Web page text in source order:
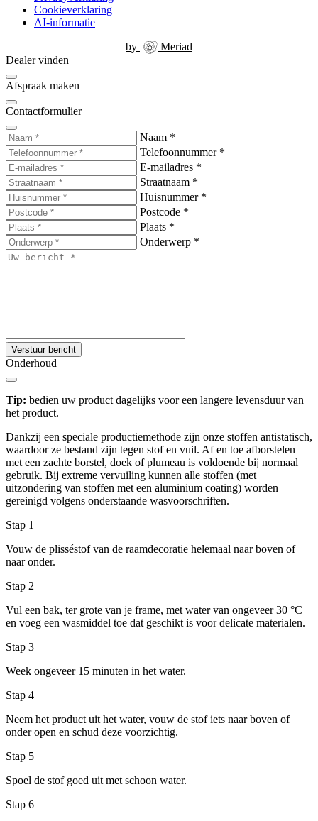
Cookieverklaring
AI-informatie
by
Meriad
Dealer vinden
Afspraak maken
Contactformulier
Naam *
Telefoonnummer *
E-mailadres *
Straatnaam *
Huisnummer *
Postcode *
Plaats *
Onderwerp *
Verstuur bericht
Onderhoud
Tip: bedien uw product dagelijks voor een langere levensduur van
het product.
Dankzij een speciale productiemethode zijn onze stoffen antistatisch,
waardoor ze bestand zijn tegen stof en vuil. Af en toe afborstelen
met een zachte borstel, doek of plumeau is voldoende bij normaal
gebruik. Bij extreme vervuiling kunnen alle stoffen (met
uitzondering van stoffen met een aluminium coating) worden
gereinigd volgens onderstaande wasvoorschriften.
Stap 1
Vouw de plisséstof van de raamdecoratie helemaal naar boven of
naar onder.
Stap 2
Vul een bak, ter grote van je frame, met water van ongeveer 30 °C
en voeg een wasmiddel toe dat geschikt is voor delicate materialen.
Stap 3
Week ongeveer 15 minuten in het water.
Stap 4
Neem het product uit het water, vouw de stof iets naar boven of
onder open en schud deze voorzichtig.
Stap 5
Spoel de stof goed uit met schoon water.
Stap 6